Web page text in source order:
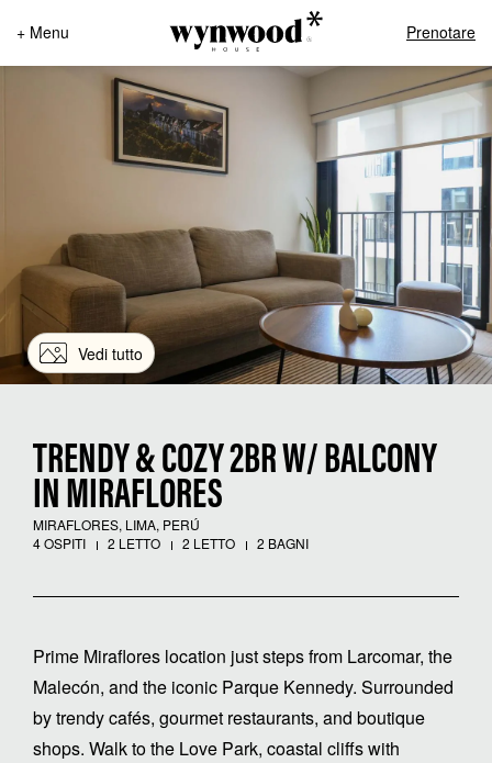
+ Menu Prenotare
Vedi tutto
TRENDY & COZY 2BR W/ BALCONY
IN MIRAFLORES
MIRAFLORES, LIMA, PERÚ
4 OSPITI
2 LETTO 2 LETTO 2 BAGNI
Prime Miraflores location just steps from Larcomar, the
Malecón, and the iconic Parque Kennedy. Surrounded
by trendy cafés, gourmet restaurants, and boutique
shops. Walk to the Love Park, coastal cliffs with